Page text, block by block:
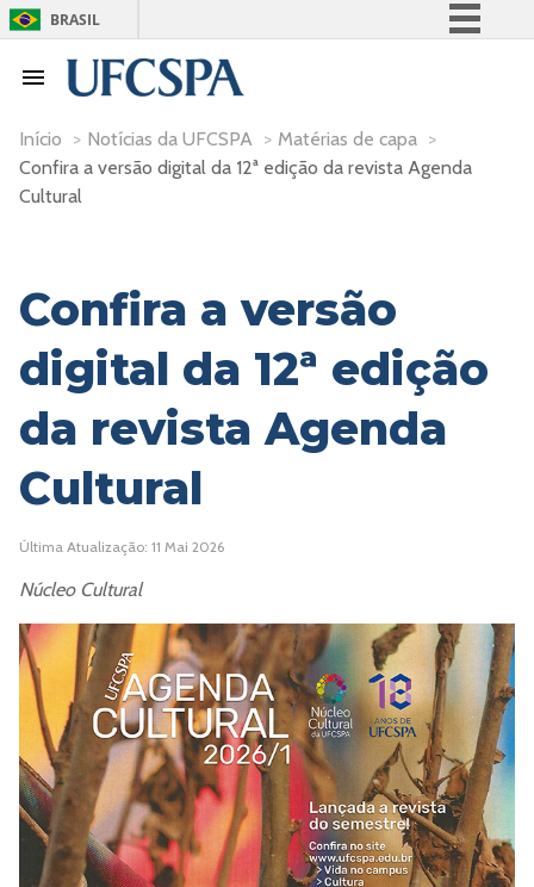
BRASIL
Participe
Acesso à informação
Início > Notícias da UFCSPA > Matérias de capa >
Confira a versão digital da 12ª edição da revista Agenda
Cultural
Confira a versão
digital da 12ª edição
da revista Agenda
Cultural
Última Atualização: 11 Mai 2026
Núcleo Cultural